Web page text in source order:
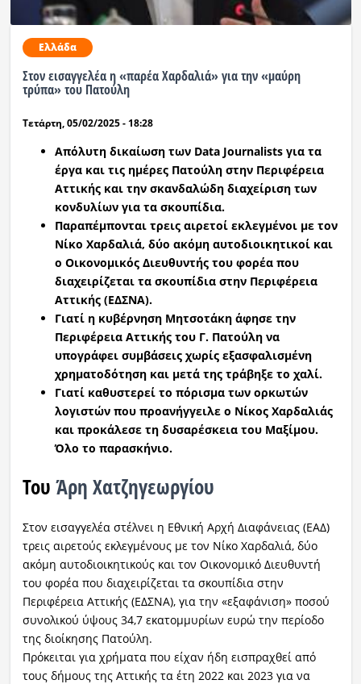
Ελλάδα
Στον εισαγγελέα η «παρέα Χαρδαλιά» για την «μαύρη
τρύπα» του Πατούλη
Τετάρτη, 05/02/2025 - 18:28
Απόλυτη δικαίωση των Data Journalists για τα
έργα και τις ημέρες Πατούλη στην Περιφέρεια
Αττικής και την σκανδαλώδη διαχείριση των
κονδυλίων για τα σκουπίδια.
Παραπέμπονται τρεις αιρετοί εκλεγμένοι με τον
Νίκο Χαρδαλιά, δύο ακόμη αυτοδιοικητικοί και
ο Οικονομικός Διευθυντής του φορέα που
διαχειρίζεται τα σκουπίδια στην Περιφέρεια
Αττικής (ΕΔΣΝΑ).
Γιατί η κυβέρνηση Μητσοτάκη άφησε την
Περιφέρεια Αττικής του Γ. Πατούλη να
υπογράφει συμβάσεις χωρίς εξασφαλισμένη
χρηματοδότηση και μετά της τράβηξε το χαλί.
Γιατί καθυστερεί το πόρισμα των ορκωτών
λογιστών που προανήγγειλε ο Νίκος Χαρδαλιάς
και προκάλεσε τη δυσαρέσκεια του Μαξίμου.
Όλο το παρασκήνιο.
ΤουΆρη Χατζηγεωργίου
Στον εισαγγελέα στέλνει η Εθνική Αρχή Διαφάνειας (ΕΑΔ)
τρεις αιρετούς εκλεγμένους με τον Νίκο Χαρδαλιά, δύο
ακόμη αυτοδιοικητικούς και τον Οικονομικό Διευθυντή
του φορέα που διαχειρίζεται τα σκουπίδια στην
Περιφέρεια Αττικής (ΕΔΣΝΑ), για την «εξαφάνιση» ποσού
συνολικού ύψους 34,7 εκατομμυρίων ευρώ την περίοδο
της διοίκησης Πατούλη.
Πρόκειται για χρήματα που είχαν ήδη εισπραχθεί από
τους δήμους της Αττικής τα έτη 2022 και 2023 για να